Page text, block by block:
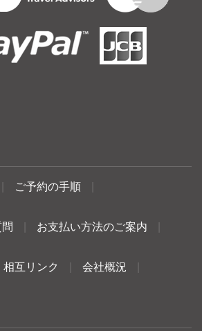
ご予約の手順
お支払い方法のご案内
相互リンク 会社概況